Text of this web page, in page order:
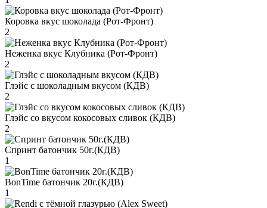
Коровка вкус шоколада (Рот-Фронт)
2
Неженка вкус Клубника (Рот-Фронт)
2
Глэйс с шоколадным вкусом (КДВ)
2
Глэйс со вкусом кокосовых сливок (КДВ)
2
Спринт батончик 50г.(КДВ)
1
BonTime батончик 20г.(КДВ)
1